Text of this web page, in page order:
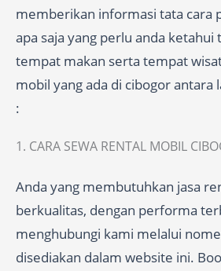
memberikan informasi tata cara
apa saja yang perlu anda ketahui
tempat makan serta tempat
mobil yang ada di cibogor antara
:
1. CARA SEWA RENTAL MOBIL
Anda yang membutuhkan jasa
berkualitas, dengan performa
menghubungi kami melalui
disediakan dalam website ini.